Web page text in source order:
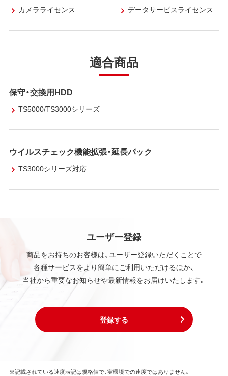
カメラライセンス データサービスライセンス
適合商品
保守・交換用HDD
TS5000/TS3000シリーズ
ウイルスチェック機能拡張・延長パック
TS3000シリーズ対応
ユーザー登録
商品をお持ちのお客様は、ユーザー登録いただくことで
各種サービスをより簡単にご利用いただけるほか、
当社から重要なお知らせや最新情報をお届けいたします。
登録する
※記載されている速度表記は規格値で、実環境での速度ではありません。